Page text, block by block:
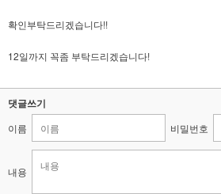
확인부탁드리겠습니다!!
12일까지 꼭좀 부탁드리겠습니다!
댓글쓰기
이름 비밀번호
내용